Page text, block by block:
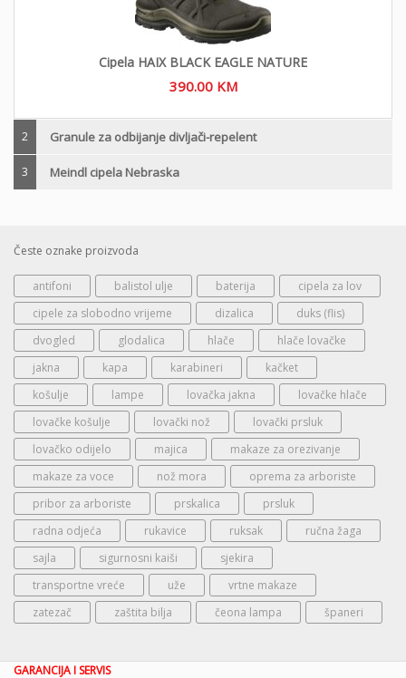
Cipela HAIX BLACK EAGLE NATURE
390.00 KM
2 Granule za odbijanje divljači-repelent
3 Meindl cipela Nebraska
Česte oznake proizvoda
antifoni balistol ulje baterija
cipela za lov
cipele za slobodno vrijeme
dizalica
duks (flis)
dvogled
glodalica hlače
hlače lovačke
jakna
kapa karabineri
kačket
košulje
lampe lovačka jakna
lovačke hlače
lovačke košulje
lovački nož
lovački prsluk
lovačko odijelo
majica
makaze za orezivanje
makaze za voce
nož mora
oprema za arboriste
pribor za arboriste
prskalica
prsluk
radna odjeća
rukavice ruksak
ručna žaga
sajla
sigurnosni kaiši
sjekira
transportne vreće
uže
vrtne makaze
zatezač
zaštita bilja čeona lampa španeri
GARANCIJA I SERVIS